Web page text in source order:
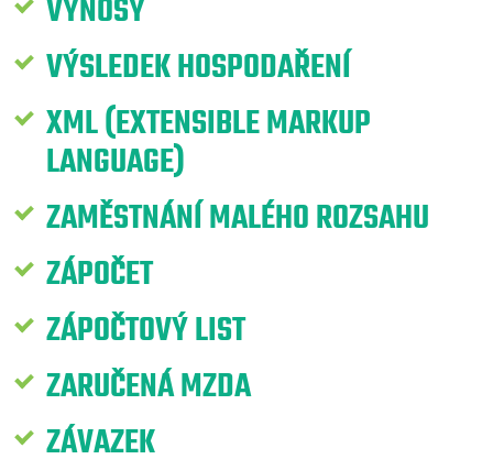
VÝNOSY
VÝSLEDEK HOSPODAŘENÍ
XML (EXTENSIBLE MARKUP
LANGUAGE)
ZAMĚSTNÁNÍ MALÉHO ROZSAHU
ZÁPOČET
ZÁPOČTOVÝ LIST
ZARUČENÁ MZDA
ZÁVAZEK